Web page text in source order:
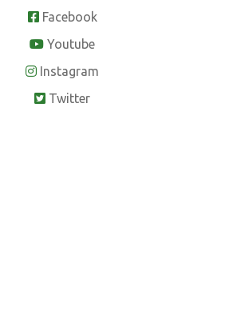
Facebook
Youtube
Instagram
Twitter